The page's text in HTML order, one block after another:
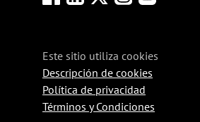
Este sitio utiliza cookies
Descripción de cookies
Política de privacidad
Términos y Condiciones